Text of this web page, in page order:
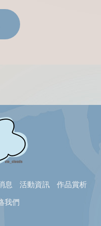
息 活動資訊 作品賞析
我們